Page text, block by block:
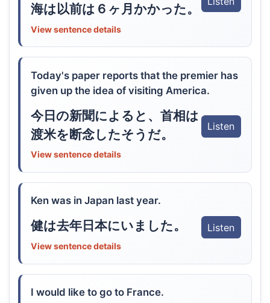
海は以前は６ヶ月かかった。
View sentence details
Today's paper reports that the premier has
given up the idea of visiting America.
今日の新聞によると、首相は
渡米を断念したそうだ。
Listen
View sentence details
Ken was in Japan last year.
健は去年日本にいました。 Listen
View sentence details
I would like to go to France.